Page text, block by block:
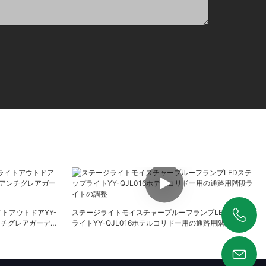
アウトドアYY-
グレアガーデン
ステージライトモイスチャープルーフランプLEDステップ
ライトYY-QJL016ホテルコリドー用の通路用階段ライト